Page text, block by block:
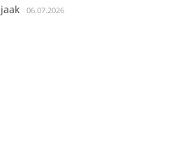
jaak 06.07.2026